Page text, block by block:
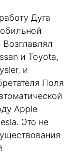
Дуга
и Toyota,
и
Поля
Apple
Это не